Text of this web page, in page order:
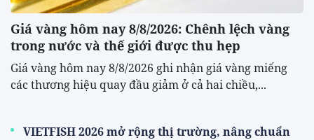
Giá vàng hôm nay 8/8/2026: Chênh lệch vàng
trong nước và thế giới được thu hẹp
Giá vàng hôm nay 8/8/2026 ghi nhận giá vàng miếng
các thương hiệu quay đầu giảm ở cả hai chiều,...
VIETFISH 2026 mở rộng thị trường, nâng chuẩn